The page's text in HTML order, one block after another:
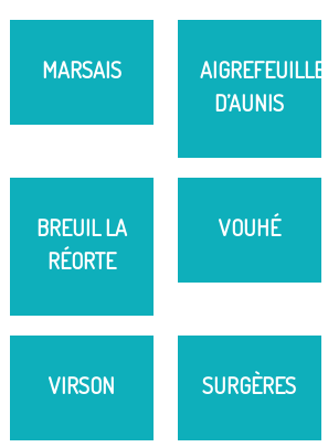
MARSAIS
AIGREFEUILLE
D’AUNIS
BREUIL LA
RÉORTE
VOUHÉ
VIRSON SURGÈRES